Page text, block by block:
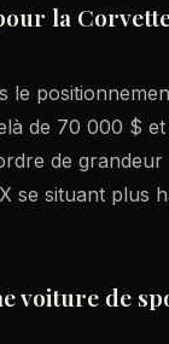
la
le
de 70 000 $
de
se situant plus
voiture de